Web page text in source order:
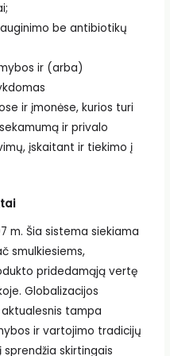
be antibiotikų
ir (arba)
ir įmonėse, kurios turi
ir privalo
įskaitant ir tiekimo į
m. Šia sistema siekiama
smulkiesiems,
pridedamąją vertę
Globalizacijos
aktualesnis tampa
ir vartojimo tradicijų
sprendžia skirtingais